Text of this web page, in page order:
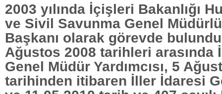
2003 yılında İçişleri Bakanlığı
ve Sivil Savunma Genel
Başkanı olarak görevde
Ağustos 2008 tarihleri arasında
Genel Müdür Yardımcısı, 5
tarihinden itibaren İller İdaresi